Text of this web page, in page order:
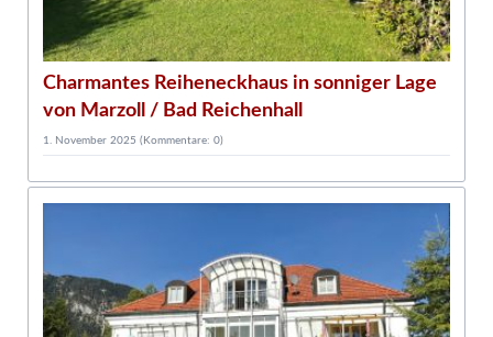
Charmantes Reiheneckhaus in sonniger Lage
von Marzoll / Bad Reichenhall
1. November 2025 (Kommentare: 0)